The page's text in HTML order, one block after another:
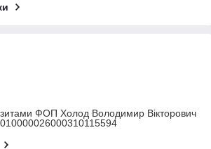
ФОП Холод Володимир Вікторович